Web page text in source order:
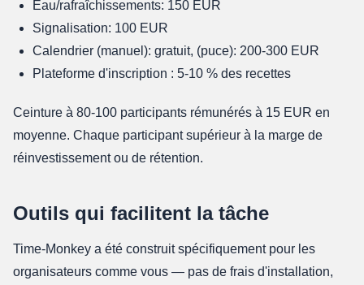
Eau/rafraîchissements: 150 EUR
Signalisation: 100 EUR
Calendrier (manuel): gratuit, (puce): 200-300 EUR
Plateforme d'inscription : 5-10 % des recettes
Ceinture à 80-100 participants rémunérés à 15 EUR en
moyenne. Chaque participant supérieur à la marge de
réinvestissement ou de rétention.
Outils qui facilitent la tâche
Time-Monkey a été construit spécifiquement pour les
organisateurs comme vous — pas de frais d'installation,